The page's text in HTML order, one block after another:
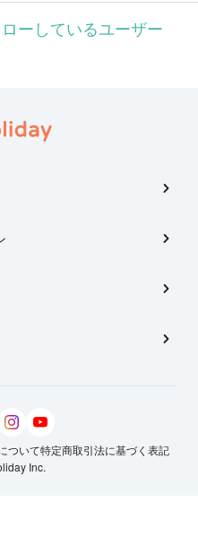
ーしているユーザー
ついて特定商取引法に基づく表記
Inc.